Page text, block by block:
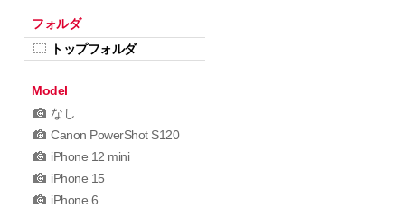
フォルダ
トップフォルダ
Model
なし
Canon PowerShot S120
iPhone 12 mini
iPhone 15
iPhone 6